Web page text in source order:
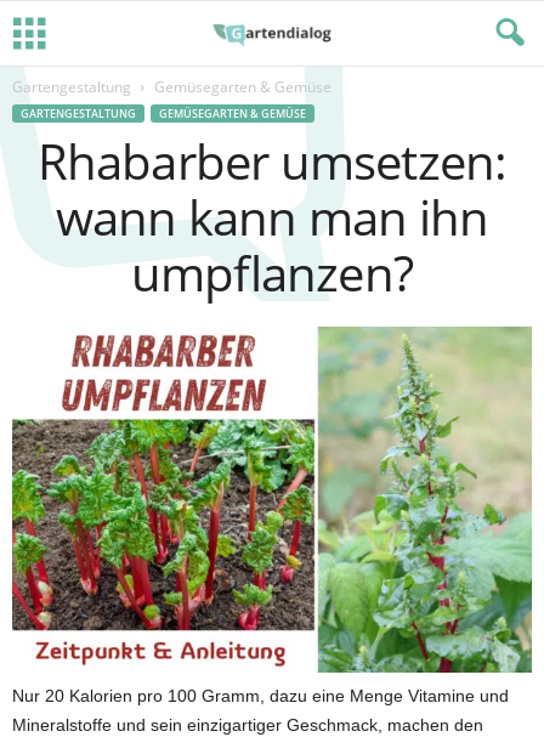
Gartengestaltung Gemüsegarten & Gemüse
GARTENGESTALTUNG GEMÜSEGARTEN & GEMÜSE
Rhabarber umsetzen:
wann kann man ihn
umpflanzen?
Nur 20 Kalorien pro 100 Gramm, dazu eine Menge Vitamine und
Mineralstoffe und sein einzigartiger Geschmack, machen den